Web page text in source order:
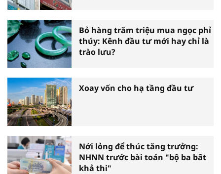
Bỏ hàng trăm triệu mua ngọc phỉ
thúy: Kênh đầu tư mới hay chỉ là
trào lưu?
Xoay vốn cho hạ tầng đầu tư
Nới lỏng để thúc tăng trưởng:
NHNN trước bài toán "bộ ba bất
khả thi"